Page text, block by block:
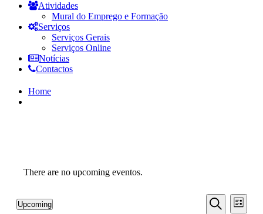
Atividades
Mural do Emprego e Formação
Serviços
Serviços Gerais
Serviços Online
Notícias
Contactos
Home
There are no upcoming eventos.
Eventos
List
Upcoming